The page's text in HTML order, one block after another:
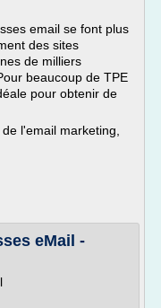
email se font plus
des sites
de milliers
beaucoup de TPE
pour obtenir de
l'email marketing,
eMail -